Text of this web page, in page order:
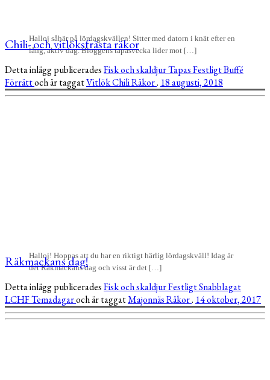
Halloj såhär på lördagskvällen! Sitter med datorn i knät efter en
lång, aktiv dag. Bloggens tapasvecka lider mot […]
Chili- och vitlöksfrästa räkor
Detta inlägg publiceradesFisk och skaldjurTapasFestligtBuffé
Förrättoch är taggatVitlökChiliRäkor. 18 augusti, 2018
Halloj! Hoppas att du har en riktigt härlig lördagskväll! Idag är
det Räkmackans dag och visst är det […]
Räkmackans dag!
Detta inlägg publiceradesFisk och skaldjurFestligtSnabblagat
LCHFTemadagaroch är taggatMajonnäsRäkor. 14 oktober, 2017